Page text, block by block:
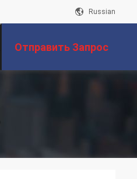
Russian
Отправить Запрос